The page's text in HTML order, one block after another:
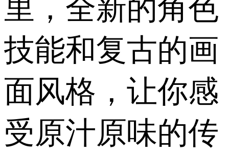
里，全新的角色
技能和复古的画
面风格，让你感
受原汁原味的传